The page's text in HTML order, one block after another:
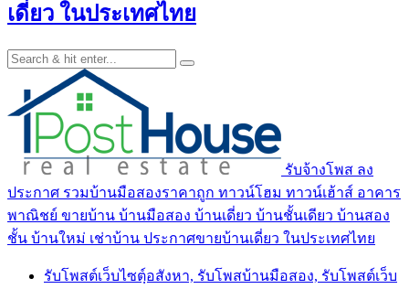
เดี่ยว ในประเทศไทย
รับจ้างโพส ลง
ประกาศ รวมบ้านมือสองราคาถูก ทาวน์โฮม ทาวน์เฮ้าส์ อาคาร
พาณิชย์ ขายบ้าน บ้านมือสอง บ้านเดี่ยว บ้านชั้นเดียว บ้านสอง
ชั้น บ้านใหม่ เช่าบ้าน ประกาศขายบ้านเดี่ยว ในประเทศไทย
รับโพสต์เว็บไซตฺ์อสังหา, รับโพสบ้านมือสอง, รับโพสต์เว็บ